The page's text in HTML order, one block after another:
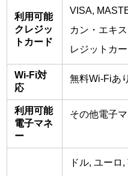
利用可能
クレジッ
トカード
VISA,
カン・エキ
レジットカ
Wi-Fi対
応
無料Wi-Fiあり
利用可能
電子マネ
ー
その他電子
ドル, ユーロ